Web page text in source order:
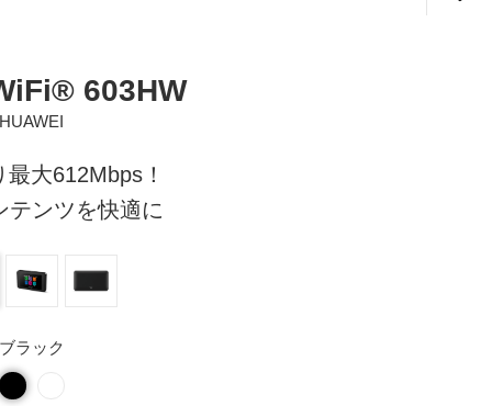
603HW
HUAWEI
大612Mbps！
テンツを快適に
ブラック